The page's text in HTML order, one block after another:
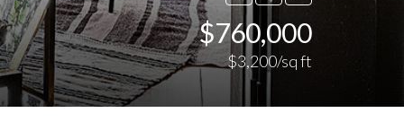
$760,000
$3,200/sq ft